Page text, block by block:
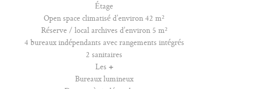
Étage
Open space climatisé d’environ 42 m²
Réserve / local archives d’environ 5 m²
4 bureaux indépendants avec rangements intégrés
2 sanitaires
Les +
Bureaux lumineux